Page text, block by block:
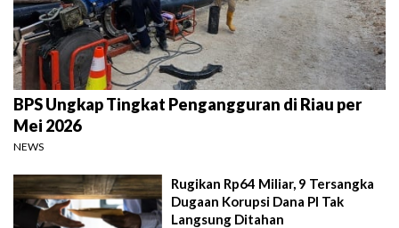
BPS Ungkap Tingkat Pengangguran di Riau per
Mei 2026
NEWS
Rugikan Rp64 Miliar, 9 Tersangka
Dugaan Korupsi Dana PI Tak
Langsung Ditahan